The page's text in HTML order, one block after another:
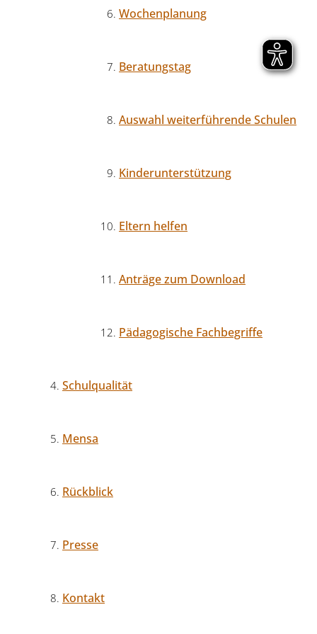
Wochenplanung
Beratungstag
Auswahl weiterführende Schulen
Kinderunterstützung
Eltern helfen
Anträge zum Download
Pädagogische Fachbegriffe
Schulqualität
Mensa
Rückblick
Presse
Kontakt